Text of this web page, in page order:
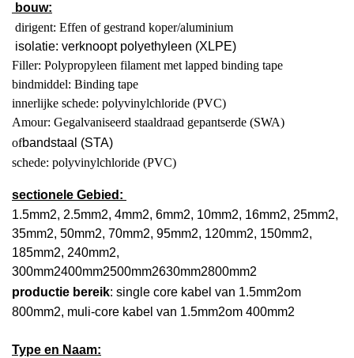
bouw:
dirigent: Effen of gestrand koper/aluminium
isolatie: verknoopt polyethyleen (XLPE)
Filler: Polypropyleen filament met lapped binding tape
bindmiddel: Binding tape
innerlijke schede: polyvinylchloride (PVC)
Amour: Gegalvaniseerd staaldraad gepantserde (SWA)
ofbandstaal (STA)
schede: polyvinylchloride (PVC)
sectionele Gebied:
1.5mm2, 2.5mm2, 4mm2, 6mm2, 10mm2, 16mm2, 25mm2,
35mm2, 50mm2, 70mm2, 95mm2, 120mm2, 150mm2,
185mm2, 240mm2,
300mm2400mm2500mm2630mm2800mm2
productie bereik: single core kabel van 1.5mm2om
800mm2, muli-core kabel van 1.5mm2om 400mm2
Type en Naam: